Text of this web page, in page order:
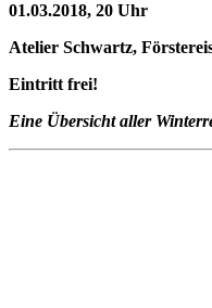
01.03.2018, 20 Uhr
Atelier Schwartz,
Eintritt frei!
Eine Übersicht aller